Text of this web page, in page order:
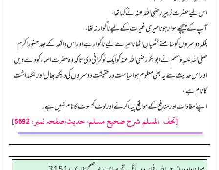
اس لیے حضرت زبیر رضی اللہ عنہ نے کہا تھا،
آپ کے پیچھے سوار ہونا میری غیرت کے لیے ناگوار نہ تھا،
بلکہ دوسروں کو سامنے گٹھلیاں اٹھانا میرے لیے ناگوار ہے اور اس واقعہ کے بعد حضور اکرم
صلی اللہ علیہ وسلم نے ابوبکر رضی اللہ عنہ کو ایک نوکرانی دی تاکہ وہ حضرت اسماء کو دے دیں
اور اس حدیث سے یہ بھی معلوم ہوا سیاست درحقیقت دوسروں کی دیکھ بھال اور نگہداشت
کا نام ہے،
اپنے مفادات اور منافع کے مواقع پیدا کرنے اور لوٹ کھسوٹ کا نام نہیں ہے۔
[تحفۃ المسلم شرح صحیح مسلم، حدیث/صفحہ نمبر: 5692]